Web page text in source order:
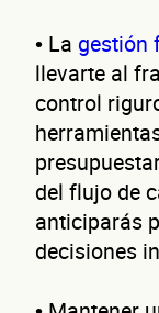
• La gestión
llevarte al
control
del flujo de
anticiparás
decisiones
No te preocupes,